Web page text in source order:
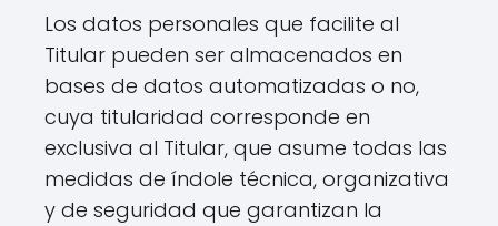
Los datos personales que facilite al
Titular pueden ser almacenados en
bases de datos automatizadas o no,
cuya titularidad corresponde en
exclusiva al Titular, que asume todas las
medidas de índole técnica, organizativa
y de seguridad que garantizan la